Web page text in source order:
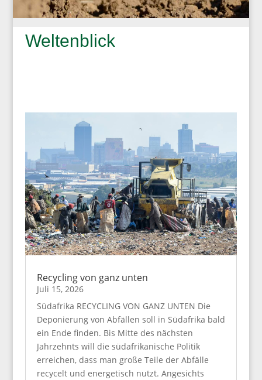
Weltenblick
Recycling von ganz unten
Juli 15, 2026
Südafrika RECYCLING VON GANZ UNTEN Die
Deponierung von Abfällen soll in Südafrika bald
ein Ende finden. Bis Mitte des nächsten
Jahrzehnts will die südafrikanische Politik
erreichen, dass man große Teile der Abfälle
recycelt und energetisch nutzt. Angesichts